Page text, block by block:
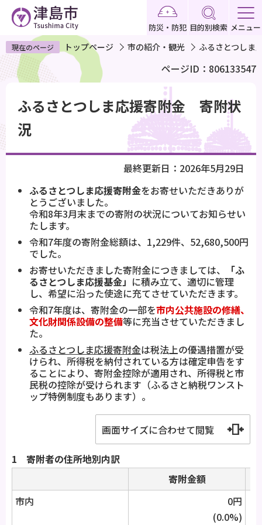
ペ
ー
で
す
防災・防犯 目的別検索 メニュー
現在のページ トップページ 市の紹介・観光 ふるさとつしま
ページID：806133547
か
ふるさとつしま応援寄附金 寄附状
況
最終更新日：2026年5月29日
ふるさとつしま応援寄附金をお寄せいただきありが
とうございました。
令和8年3月末までの寄附の状況についてお知らせい
たします。
令和7年度の寄附金総額は、1,229件、52,680,500円
でした。
お寄せいただきました寄附金につきましては、
「ふ
るさとつしま応援基金」 に積み立て、適切に管理
し、希望に沿った使途に充てさせていただきます。
令和7年度は、寄附金の一部を市内公共施設の修繕、
文化財関係設備の整備等に充当させていただきまし
た。
ふるさとつしま応援寄附金は税法上の優遇措置が受
けられ、所得税を納付されている方は確定申告をす
ることにより、寄附金控除が適用され、所得税と市
民税の控除が受けられます（ふるさと納税ワンスト
ップ特例制度もあります）。
画面サイズに合わせて閲覧
1 寄附者の住所地別内訳
寄附金額
市内
0円
(0.0%)